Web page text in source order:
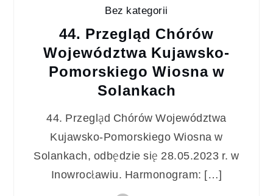
Bez kategorii
44. Przegląd Chórów
Województwa Kujawsko-
Pomorskiego Wiosna w
Solankach
44. Przegląd Chórów Województwa
Kujawsko-Pomorskiego Wiosna w
Solankach, odbędzie się 28.05.2023 r. w
Inowrocławiu. Harmonogram: […]